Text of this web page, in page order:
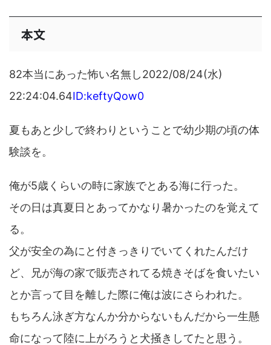
本文
82本当にあった怖い名無し2022/08/24(水)
22:24:04.64ID:keftyQow0
夏もあと少しで終わりということで幼少期の頃の体
験談を。
俺が5歳くらいの時に家族でとある海に行った。
その日は真夏日とあってかなり暑かったのを覚えて
る。
父が安全の為にと付きっきりでいてくれたんだけ
ど、兄が海の家で販売されてる焼きそばを食いたい
とか言って目を離した際に俺は波にさらわれた。
もちろん泳ぎ方なんか分からないもんだから一生懸
命になって陸に上がろうと犬掻きしてたと思う。